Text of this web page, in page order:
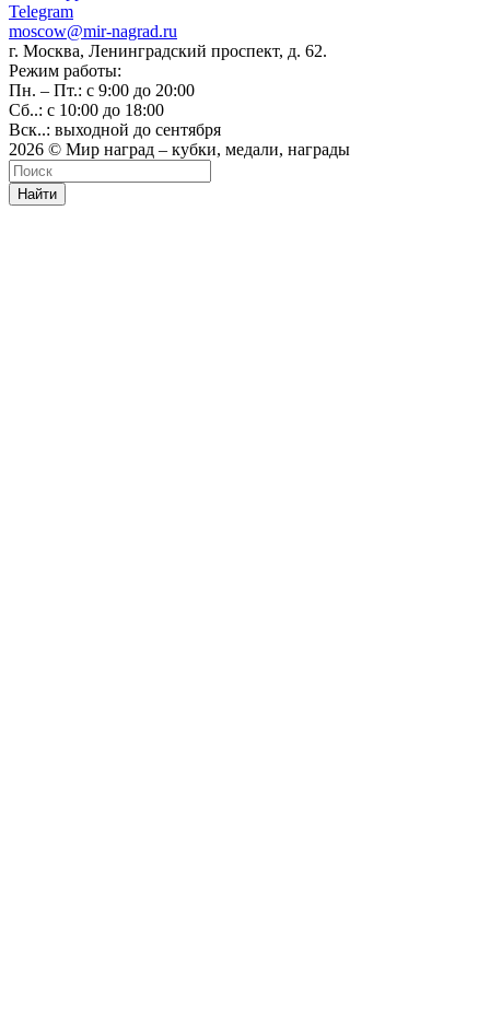
Telegram
moscow@mir-nagrad.ru
г. Москва, Ленинградский проспект, д. 62.
Режим работы:
Пн. – Пт.: с 9:00 до 20:00
Сб..: с 10:00 до 18:00
Вск..: выходной до сентября
2026 © Мир наград – кубки, медали, награды
Найти